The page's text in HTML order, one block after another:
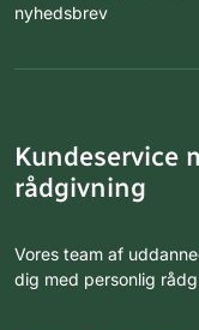
nyhedsbrev
Kundeservice
rådgivning
Vores team af
dig med personlig